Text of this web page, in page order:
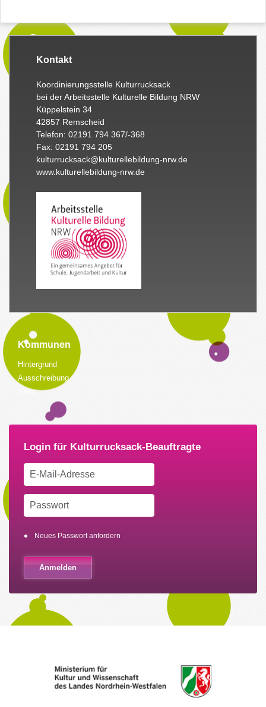
Kontakt
Koordinierungsstelle Kulturrucksack
bei der Arbeitsstelle Kulturelle Bildung NRW
Küppelstein 34
42857 Remscheid
Telefon: 02191 794 367/-368
Fax: 02191 794 205
kulturrucksack@kulturellebildung-nrw.de
www.kulturellebildung-nrw.de
Kommunen
Hintergrund
Ausschreibung
Links
Neues Passwort anfordern